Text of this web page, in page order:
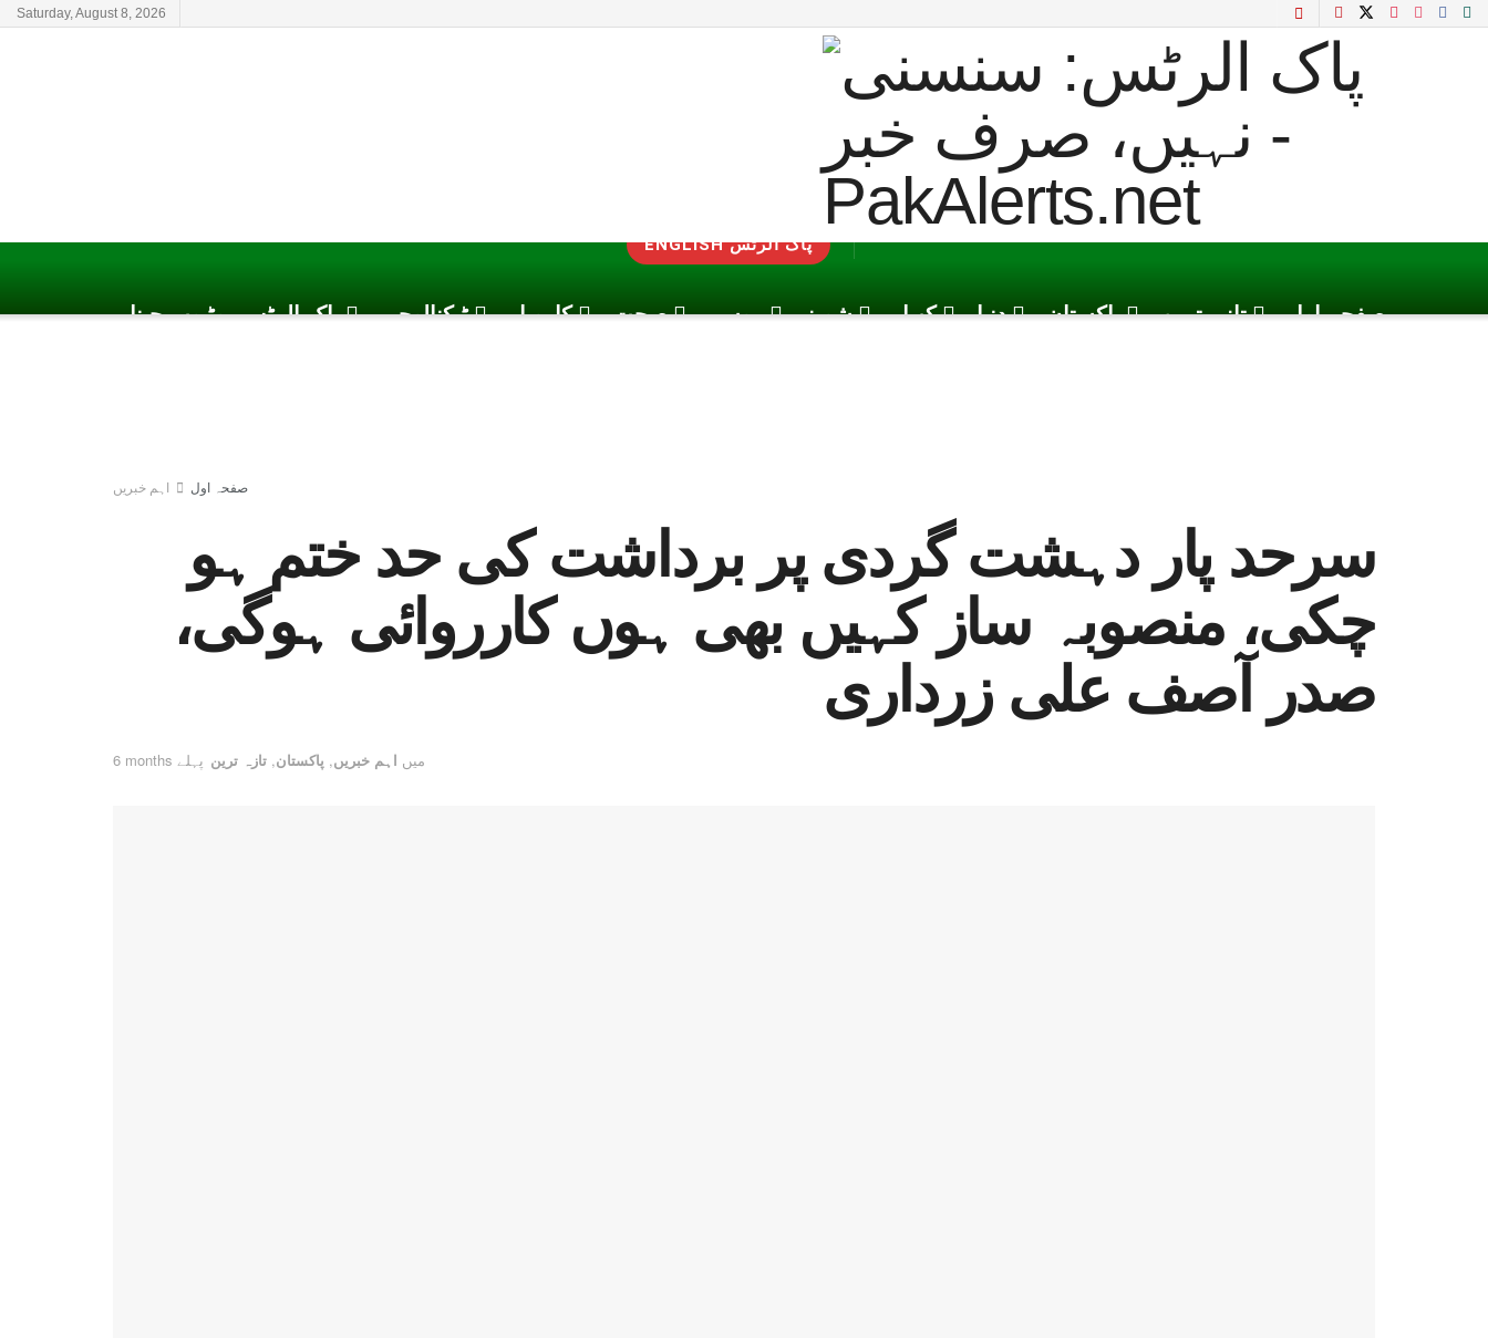
Saturday, August 8, 2026
ENGLISH پاک الرٹس
پاک الرٹس یوٹیوب چینل ٹیکنالوجی کاروبار صحت موسم شوبز کھیل دنیا پاکستان تازہ ترین صفحہ اول
صفحہ اول اہم خبریں
سرحد پار دہشت گردی پر برداشت کی حد ختم ہو
چکی، منصوبہ ساز کہیں بھی ہوں کارروائی ہوگی،
صدر آصف علی زرداری
6 months پہلے میں اہم خبریں, پاکستان, تازہ ترین